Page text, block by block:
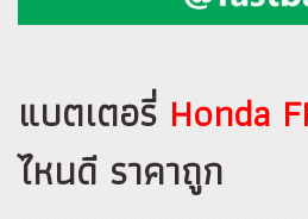
แบตเตอรี่ Honda
ไหนดี ราคาถูก